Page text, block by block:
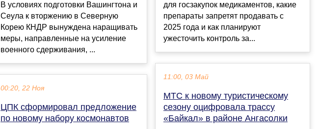
В условиях подготовки Вашингтона и
Сеула к вторжению в Северную
Корею КНДР вынуждена наращивать
меры, направленные на усиление
военного сдерживания, ...
00:20, 22 Ноя
ЦПК сформировал предложение
по новому набору космонавтов
для госзакупок медикаментов, какие
препараты запретят продавать с
2025 года и как планируют
ужесточить контроль за...
11:00, 03 Май
МТС к новому туристическому
сезону оцифровала трассу
«Байкал» в районе Ангасолки